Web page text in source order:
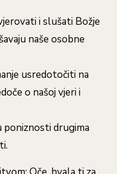
i slušati Božje
naše osobne
usredotočiti na
o našoj vjeri i
poniznosti drugima